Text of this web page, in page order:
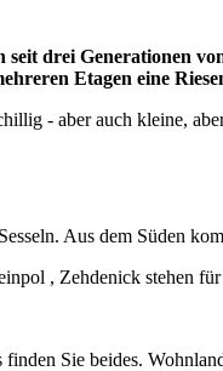
drei Generationen
Etagen eine
- aber auch kleine,
Aus dem Süden
, Zehdenick stehen
Sie beides.